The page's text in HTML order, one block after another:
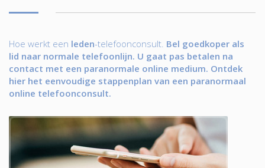
Hoe werkt een leden-telefoonconsult. Bel goedkoper als
lid naar normale telefoonlijn. U gaat pas betalen na
contact met een paranormale online medium. Ontdek
hier het eenvoudige stappenplan van een paranormaal
online telefoonconsult.